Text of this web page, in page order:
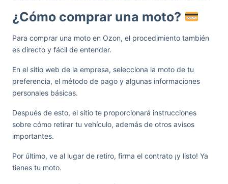
¿Cómo comprar una moto?
Para comprar una moto en Ozon, el procedimiento también
es directo y fácil de entender.
En el sitio web de la empresa, selecciona la moto de tu
preferencia, el método de pago y algunas informaciones
personales básicas.
Después de esto, el sitio te proporcionará instrucciones
sobre cómo retirar tu vehículo, además de otros avisos
importantes.
Por último, ve al lugar de retiro, firma el contrato ¡y listo! Ya
tienes tu moto.